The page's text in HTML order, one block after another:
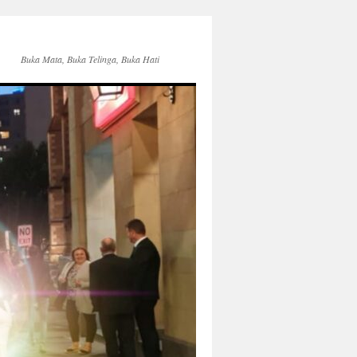
Buka Mata, Buka Telinga, Buka Hati